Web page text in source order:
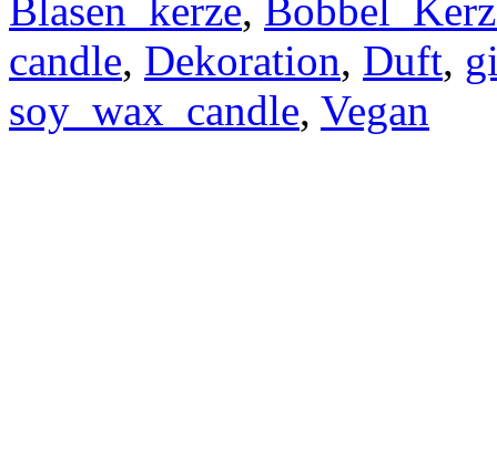
Blasen_kerze,
candle, Dekoration, Duft,
soy_wax_candle, Vegan